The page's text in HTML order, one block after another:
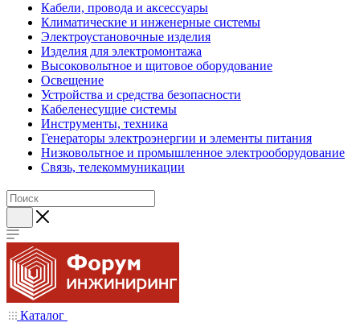
Кабели, провода и аксессуары
Климатические и инженерные системы
Электроустановочные изделия
Изделия для электромонтажа
Высоковольтное и щитовое оборудование
Освещение
Устройства и средства безопасности
Кабеленесущие системы
Инструменты, техника
Генераторы электроэнергии и элементы питания
Низковольтное и промышленное электрооборудование
Связь, телекоммуникации
Каталог